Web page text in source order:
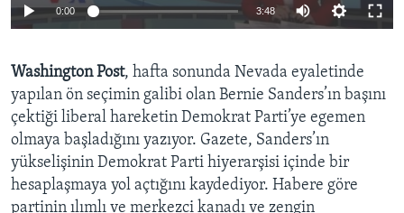
HAYATTAN
BIZI TAKIP EDIN
Diller
0:00 3:48
Washington Post, hafta sonunda Nevada eyaletinde
yapılan ön seçimin galibi olan Bernie Sanders’ın başını
çektiği liberal hareketin Demokrat Parti’ye egemen
olmaya başladığını yazıyor. Gazete, Sanders’ın
yükselişinin Demokrat Parti hiyerarşisi içinde bir
hesaplaşmaya yol açtığını kaydediyor. Habere göre
partinin ılımlı ve merkezci kanadı ve zengin